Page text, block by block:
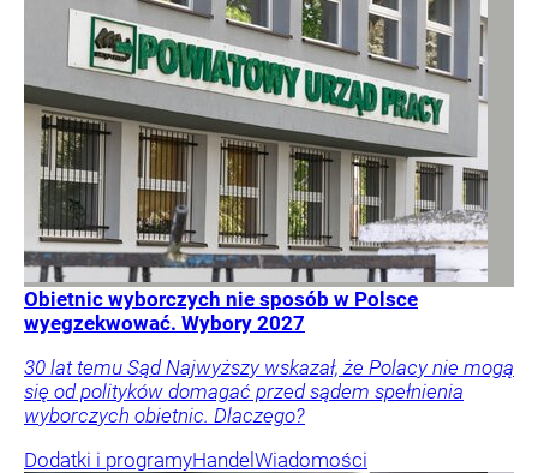
Obietnic wyborczych nie sposób w Polsce
wyegzekwować. Wybory 2027
30 lat temu Sąd Najwyższy wskazał, że Polacy nie mogą
się od polityków domagać przed sądem spełnienia
wyborczych obietnic. Dlaczego?
Dodatki i programyHandelWiadomości